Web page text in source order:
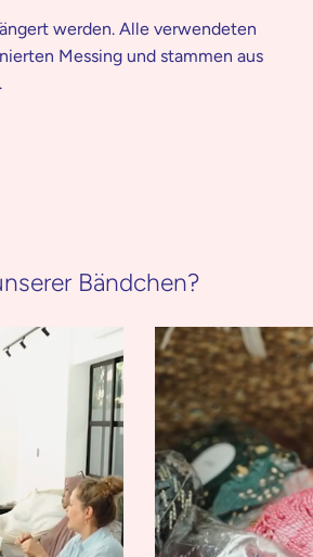
werden. Alle verwendeten
Messing und stammen aus
Bändchen?